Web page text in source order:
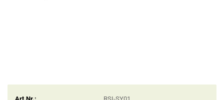
Art.Nr.:
RSI-SY01